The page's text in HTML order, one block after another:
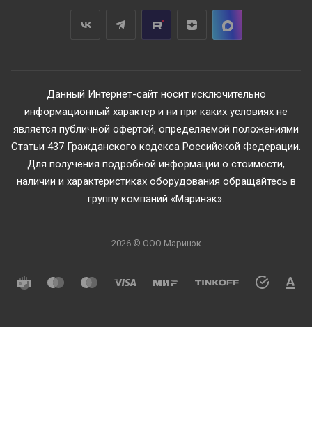
Данный Интернет-сайт носит исключительно
информационный характер и ни при каких условиях не
является публичной офертой, определяемой положениями
Статьи 437 Гражданского кодекса Российской Федерации.
Для получения подробной информации о стоимости,
наличии и характеристиках оборудования обращайтесь в
группу компаний «Маринэк».
2026 © ООО Маринэк